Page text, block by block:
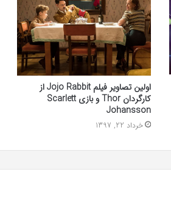
اولین تصاویر فیلم Jojo Rabbit از
کارگردان Thor و بازی Scarlett
Johansson
خرداد 22, 1397